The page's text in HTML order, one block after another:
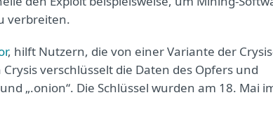
verbreiten.
, hilft Nutzern, die von einer Variante der
verschlüsselt die Daten des Opfers und
„.onion“. Die Schlüssel wurden am 18. Mai